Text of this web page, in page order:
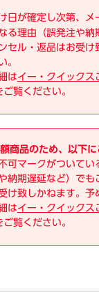
日が確定し次第、メ
る理由（誤発注や
セル・返品はお受け
。
はイー・クイックス
ご覧ください。
商品のため、以下に
可マークがついてい
納期遅延など）でも
け致しかねます。予
はイー・クイックス
ご覧ください。